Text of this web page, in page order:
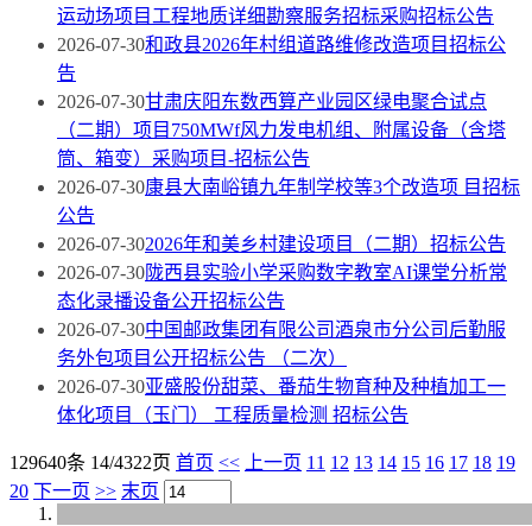
运动场项目工程地质详细勘察服务招标采购招标公告
2026-07-30和政县2026年村组道路维修改造项目招标公
告
2026-07-30甘肃庆阳东数西算产业园区绿电聚合试点
（二期）项目750MWf风力发电机组、附属设备（含塔
筒、箱变）采购项目-招标公告
2026-07-30康县大南峪镇九年制学校等3个改造项 目招标
公告
2026-07-302026年和美乡村建设项目（二期）招标公告
2026-07-30陇西县实验小学采购数字教室AI课堂分析常
态化录播设备公开招标公告
2026-07-30中国邮政集团有限公司酒泉市分公司后勤服
务外包项目公开招标公告 （二次）
2026-07-30亚盛股份甜菜、番茄生物育种及种植加工一
体化项目（玉门） 工程质量检测 招标公告
129640条 14/4322页 首页 << 上一页 11 12 13 14 15 16 17 18 19
20 下一页 >> 末页